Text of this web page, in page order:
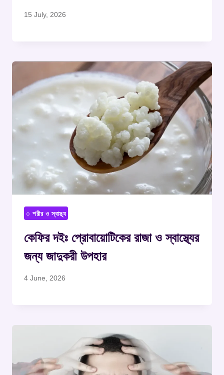
15 July, 2026
○ শরীর ও স্বাস্থ্য
কেফির দইঃ প্রোবায়োটিকের রাজা ও স্বাস্থ্যের
জন্য জাদুকরী উপহার
4 June, 2026